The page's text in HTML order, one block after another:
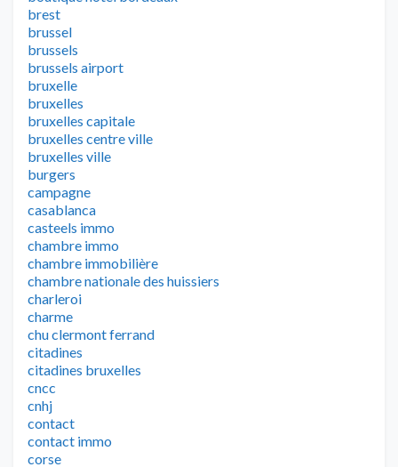
brest
brussel
brussels
brussels airport
bruxelle
bruxelles
bruxelles capitale
bruxelles centre ville
bruxelles ville
burgers
campagne
casablanca
casteels immo
chambre immo
chambre immobilière
chambre nationale des huissiers
charleroi
charme
chu clermont ferrand
citadines
citadines bruxelles
cncc
cnhj
contact
contact immo
corse